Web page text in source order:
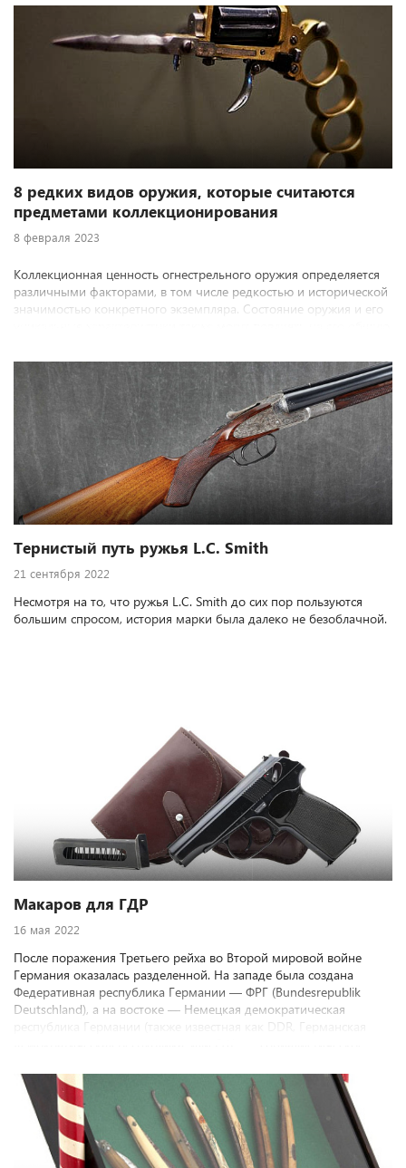
состязание между стрелками на меткость. Все решает именно
8 редких видов оружия, которые считаются
предметами коллекционирования
8 февраля 2023
Коллекционная ценность огнестрельного оружия определяется
различными факторами, в том числе редкостью и исторической
значимостью конкретного экземпляра. Состояние оружия и его
выпущенных в ограниченном количестве и считающихся очень
ценными среди коллекционеров.
Тернистый путь ружья L.C. Smith
21 сентября 2022
Несмотря на то, что ружья L.C. Smith до сих пор пользуются
большим спросом, история марки была далеко не безоблачной.
Макаров для ГДР
16 мая 2022
После поражения Третьего рейха во Второй мировой войне
Германия оказалась разделенной. На западе была создана
Федеративная республика Германии — ФРГ (Bundesrepublik
Deutschland), а на востоке — Немецкая демократическая
республика Германии (также известная как DDR, Германская
возникли в 1949 году, и у обеих стран была острая
необходимость в создании, обучении и вооружении
современных вооруженных сил и национальной полиции.